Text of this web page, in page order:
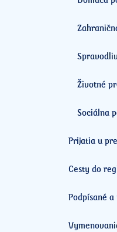
Životné
Sociálna
Prijatia u
Cesty do
Podpísané